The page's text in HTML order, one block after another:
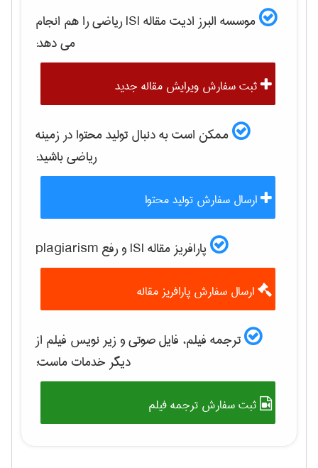
موسسه البرز ادیت مقاله ISI رياضیرا هم انجام
می دهد:
ثبت سفارش ویرایش مقاله جدید
ممکن است به دنبال تولید محتوا در زمینه
رياضیباشید:
ارسال سفارش تولید محتوا
پارافریز مقاله ISI و رفع plagiarism
ارسال سفارش پارافریز مقاله
ترجمه فیلم، فایل صوتی و زیر نویس فیلم از
دیگر خدمات ماست:
ثبت سفارش ترجمه فیلم